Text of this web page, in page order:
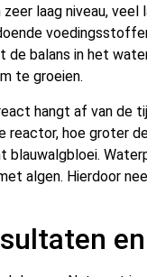
laag niveau, veel
de balans in het
te groeien.
hangt af van de
reactor, hoe groter
blauwalgbloei.
algen. Hierdoor